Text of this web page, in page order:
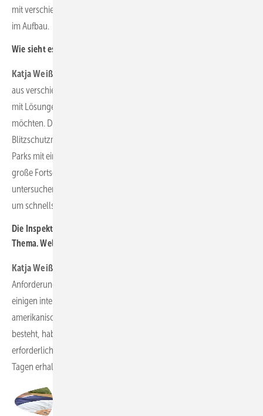
mit verschiedenen Rotorblättern im bayrischen Oberpfaffenhofen
im Aufbau.
Wie sieht es mit dem technologischen Fortschritt aus?
Katja Weißbach:
aus verschiedenen internationalen Märkten und Industrien, die wir
mit Lösungen für autonome Drohneninspektionen unterstützen
möchten. Dazu gehört neben dem Onshore-Wind und der
Blitzschutzmessung die Drohneninspektion von Freiflächen-PV-
Parks mit einem autonomen Flug. Ein weiterer Bereich, in dem wir
große Fortschritte machen, ist der Offshore-Wind-Bereich. Hier
untersuchen und entwickeln wir aktuell den bestmöglichen Ansatz,
um schnellstmöglich eine Lösung auf den Markt zu bringen.
Die Inspektion von Windenergieanlagen ist kein rein deutsches
Thema. Welche internationalen Märkte steuern Sie an?
Katja Weißbach:
Anforderungen zu bekommen,
einigen internationalen Messen unterwegs. Da auf dem
amerikanischen Markt großes Interesse an der Blitzschutzmessung
besteht, haben wir an der Zertifizierung des Systems nach den
erforderlichen US-Standards gearbeitet und diese vor wenigen
Tagen erhalten.